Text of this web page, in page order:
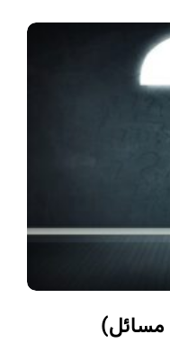
مسائل)